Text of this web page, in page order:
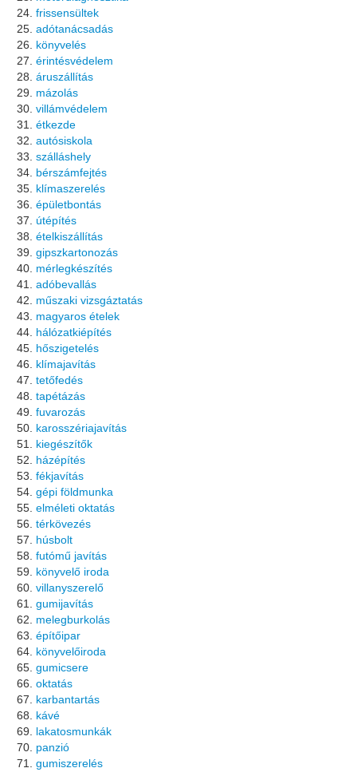
frissensültek
adótanácsadás
könyvelés
érintésvédelem
áruszállítás
mázolás
villámvédelem
étkezde
autósiskola
szálláshely
bérszámfejtés
klímaszerelés
épületbontás
útépítés
ételkiszállítás
gipszkartonozás
mérlegkészítés
adóbevallás
műszaki vizsgáztatás
magyaros ételek
hálózatkiépítés
hőszigetelés
klímajavítás
tetőfedés
tapétázás
fuvarozás
karosszériajavítás
kiegészítők
házépítés
fékjavítás
gépi földmunka
elméleti oktatás
térkövezés
húsbolt
futómű javítás
könyvelő iroda
villanyszerelő
gumijavítás
melegburkolás
építőipar
könyvelőiroda
gumicsere
oktatás
karbantartás
kávé
lakatosmunkák
panzió
gumiszerelés